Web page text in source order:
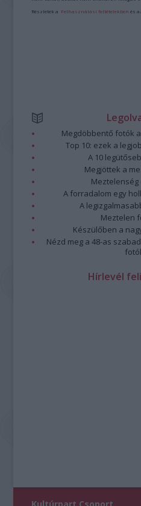
Részletek a Felhasználási feltételekben és
Megdöbbentő fotók
Top 10: ezek a
A 10
Megjöttek a
A forradalom egy
A
Meztelen
Készülőben a
Nézd meg a 48-as
Hírlevél